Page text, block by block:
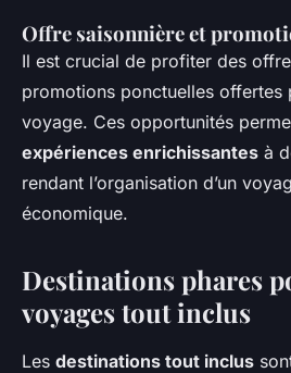
Offre saisonnière et
Il est crucial de profiter des
promotions ponctuelles offertes
voyage. Ces opportunités
expériences enrichissantes à
rendant l’organisation d’un
économique.
Destinations phares
voyages tout inclus
Les destinations tout inclus